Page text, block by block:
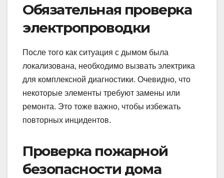
Обязательная проверка
электропроводки
После того как ситуация с дымом была
локализована, необходимо вызвать электрика
для комплексной диагностики. Очевидно, что
некоторые элементы требуют замены или
ремонта. Это тоже важно, чтобы избежать
повторных инцидентов.
Проверка пожарной
безопасности дома